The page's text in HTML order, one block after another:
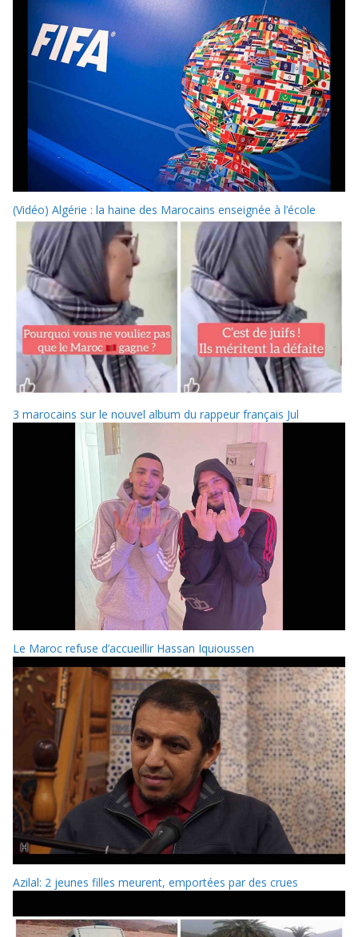
(Vidéo) Algérie : la haine des Marocains enseignée à l’école
3 marocains sur le nouvel album du rappeur français Jul
Le Maroc refuse d’accueillir Hassan Iquioussen
Azilal: 2 jeunes filles meurent, emportées par des crues